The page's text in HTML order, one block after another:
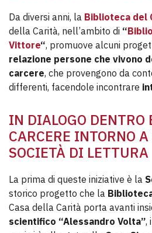
Da diversi anni, la Biblioteca del
della Carità, nell’ambito di “
Vittore“, promuove alcuni
relazione persone che vivono
carcere, che provengono da
differenti, facendole incontrare
IN DIALOGO DENTRO
CARCERE INTORNO
SOCIETÀ DI LETTURA
La prima di queste iniziative è la
storico progetto che la
Casa della Carità porta avanti
scientifico “Alessandro Volta”,